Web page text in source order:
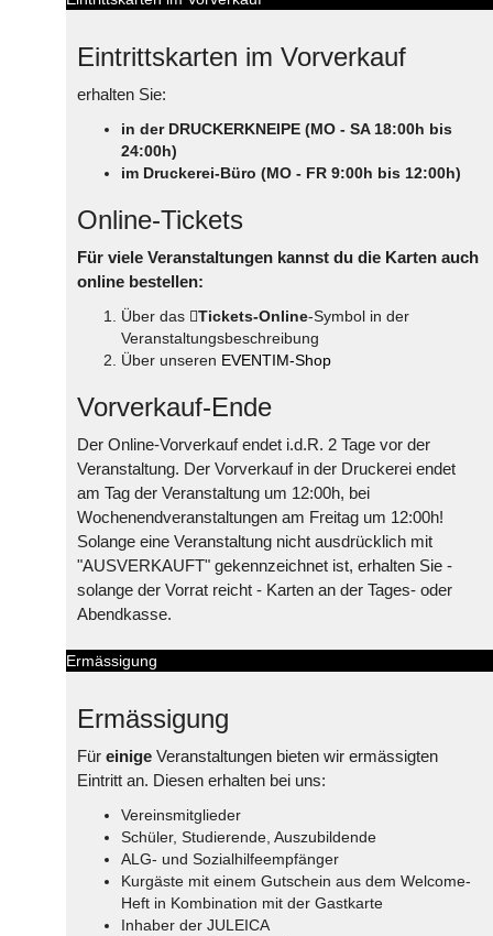
Eintrittskarten im Vorverkauf
erhalten Sie:
in der DRUCKERKNEIPE (MO - SA 18:00h bis
24:00h)
im Druckerei-Büro (MO - FR 9:00h bis 12:00h)
Online-Tickets
Für viele Veranstaltungen kannst du die Karten auch
online bestellen:
Über das Tickets-Online-Symbol in der
Veranstaltungsbeschreibung
Über unseren EVENTIM-Shop
Vorverkauf-Ende
Der Online-Vorverkauf endet i.d.R. 2 Tage vor der
Veranstaltung. Der Vorverkauf in der Druckerei endet
am Tag der Veranstaltung um 12:00h, bei
Wochenendveranstaltungen am Freitag um 12:00h!
Solange eine Veranstaltung nicht ausdrücklich mit
"AUSVERKAUFT" gekennzeichnet ist, erhalten Sie -
solange der Vorrat reicht - Karten an der Tages- oder
Abendkasse.
Ermässigung
Ermässigung
Für einige Veranstaltungen bieten wir ermässigten
Eintritt an. Diesen erhalten bei uns:
Vereinsmitglieder
Schüler, Studierende, Auszubildende
ALG- und Sozialhilfeempfänger
Kurgäste mit einem Gutschein aus dem Welcome-
Heft in Kombination mit der Gastkarte
Inhaber der JULEICA